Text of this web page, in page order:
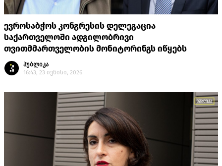
ევროსაბჭოს კონგრესის დელეგაცია
საქართველოში ადგილობრივი
თვითმმართველობის მონიტორინგს იწყებს
პუბლიკა
16:43, 23 ივნისი, 2026